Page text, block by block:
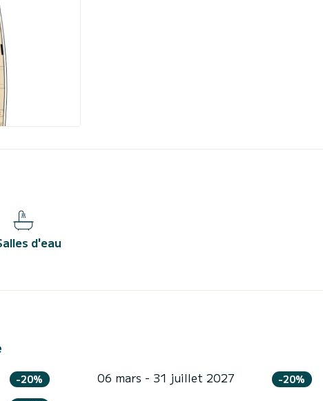
d'eau
-20% 06 mars - 31 juillet 2027 -20%